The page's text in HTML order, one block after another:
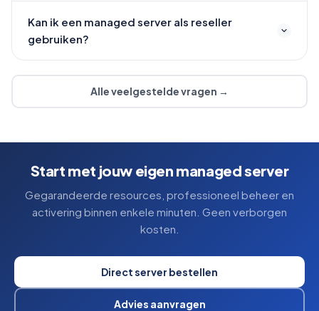
Kan ik een managed server als reseller
gebruiken?
Alle veelgestelde vragen →
Start met jouw eigen managed server
Gegarandeerde resources, professioneel beheer en
activering binnen enkele minuten. Geen verborgen
kosten.
Direct server bestellen
Advies aanvragen